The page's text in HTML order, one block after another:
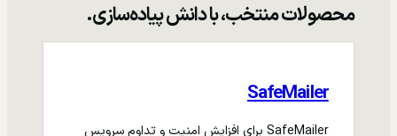
محصولات منتخب، با دانش پیاده‌سازی.
SafeMailer
SafeMailer برای افزایش امنیت و تداوم سرویس